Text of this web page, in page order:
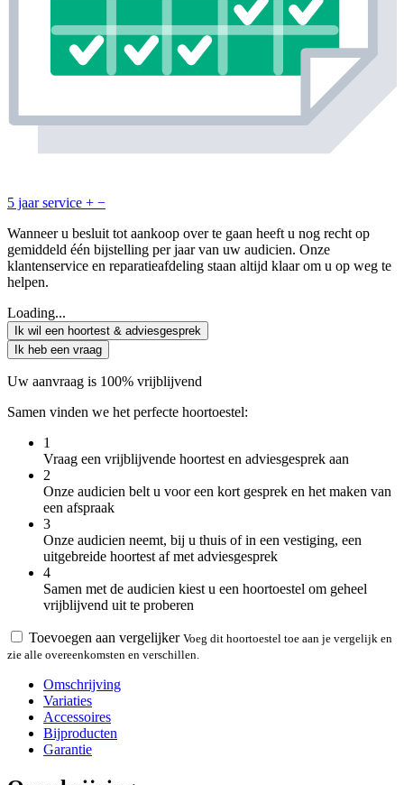
5 jaar service + −
Wanneer u besluit tot aankoop over te gaan heeft u nog recht op
gemiddeld één bijstelling per jaar van uw audicien. Onze
klantenservice en reparatieafdeling staan altijd klaar om u op weg te
helpen.
Loading...
Ik wil een hoortest & adviesgesprek
Ik heb een vraag
Uw aanvraag is 100% vrijblijvend
Samen vinden we het perfecte hoortoestel:
1
Vraag een vrijblijvende hoortest en adviesgesprek aan
2
Onze audicien belt u voor een kort gesprek en het maken van
een afspraak
3
Onze audicien neemt, bij u thuis of in een vestiging, een
uitgebreide hoortest af met adviesgesprek
4
Samen met de audicien kiest u een hoortoestel om geheel
vrijblijvend uit te proberen
Toevoegen aan vergelijker Voeg dit hoortoestel toe aan je vergelijk en
zie alle overeenkomsten en verschillen.
Omschrijving
Variaties
Accessoires
Bijproducten
Garantie